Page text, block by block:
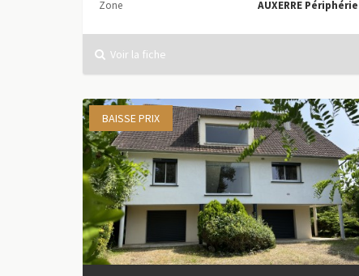
Zone
AUXERRE Périphérie
Voir la fiche
BAISSE PRIX